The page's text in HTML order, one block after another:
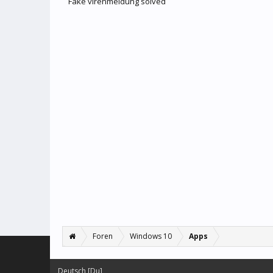
Foren Windows 10 Apps
Deutsch [Du]